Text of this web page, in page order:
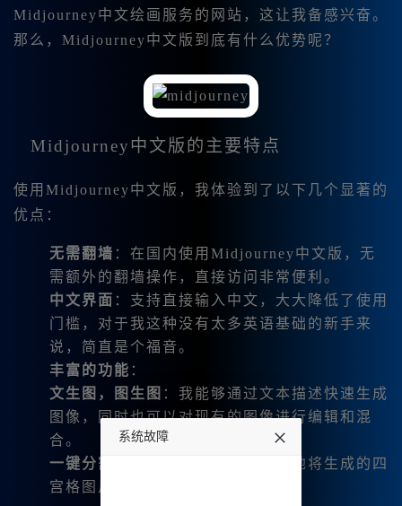
Midjourney中文绘画服务的网站，这让我备感兴奋。
那么，Midjourney中文版到底有什么优势呢？
Midjourney中文版的主要特点
使用Midjourney中文版，我体验到了以下几个显著的
优点：
无需翻墙 ：在国内使用Midjourney中文版，无
需额外的翻墙操作，直接访问非常便利。
中文界面 ：支持直接输入中文，大大降低了使用
门槛，对于我这种没有太多英语基础的新手来
说，简直是个福音。
丰富的功能 ：
文生图，图生图 ：我能够通过文本描述快速生成
图像，同时也可以对现有的图像进行编辑和混
合。
一键分割和保存功能
：我可以方便地将生成的四
宫格图片一键下载保存，十分快捷。
系统故障